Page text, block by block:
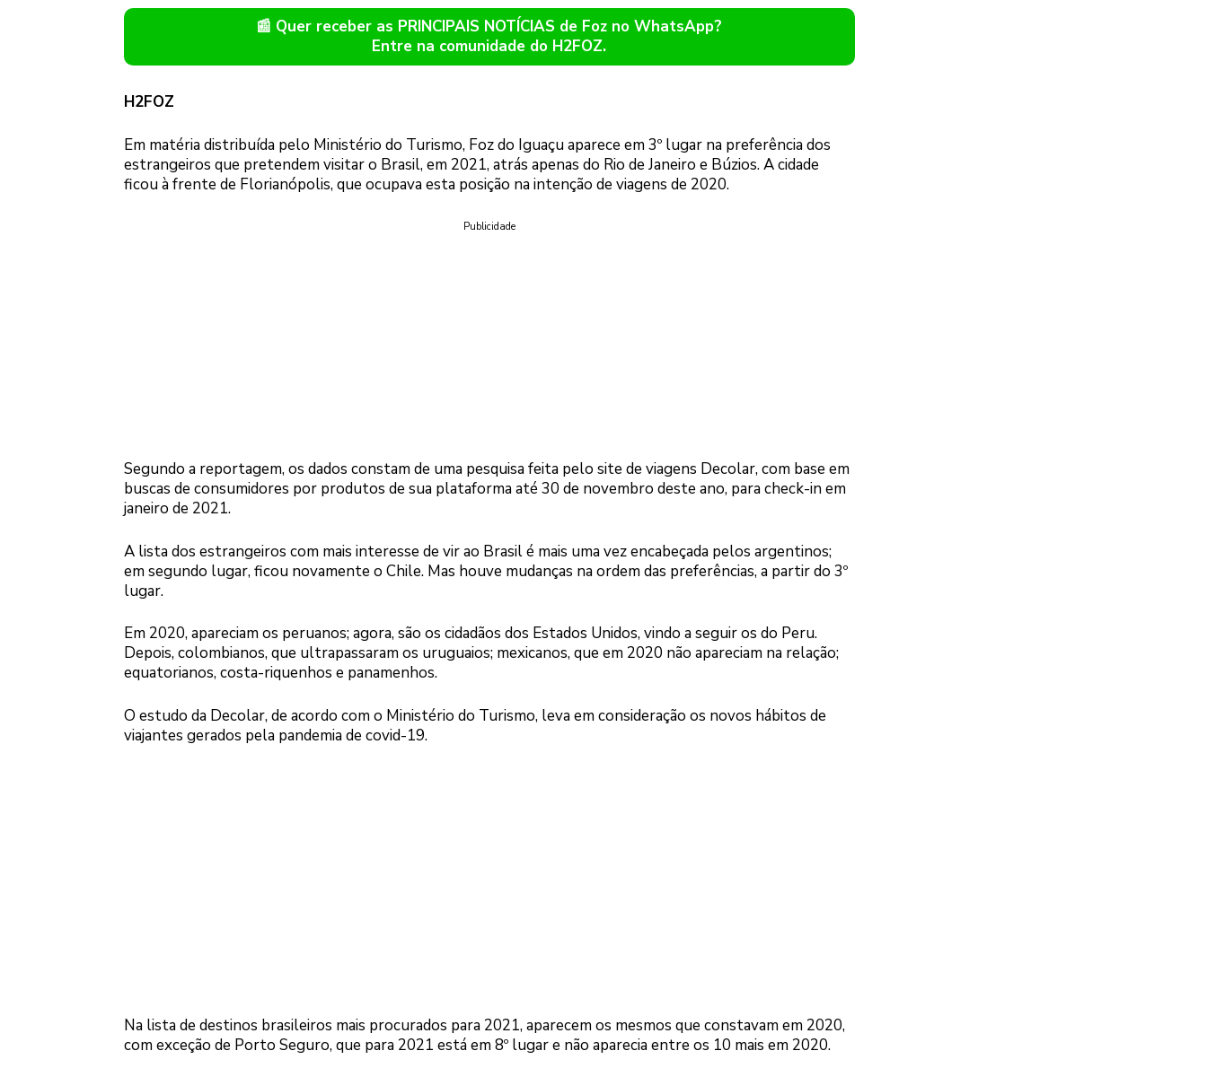
📰 Quer receber as PRINCIPAIS NOTÍCIAS de Foz no WhatsApp?
Entre na comunidade do H2FOZ.
H2FOZ
Em matéria distribuída pelo Ministério do Turismo, Foz do Iguaçu aparece em 3º lugar na preferência dos
estrangeiros que pretendem visitar o Brasil, em 2021, atrás apenas do Rio de Janeiro e Búzios. A cidade
ficou à frente de Florianópolis, que ocupava esta posição na intenção de viagens de 2020.
Publicidade
Segundo a reportagem, os dados constam de uma pesquisa feita pelo site de viagens Decolar, com base em
buscas de consumidores por produtos de sua plataforma até 30 de novembro deste ano, para check-in em
janeiro de 2021.
A lista dos estrangeiros com mais interesse de vir ao Brasil é mais uma vez encabeçada pelos argentinos;
em segundo lugar, ficou novamente o Chile. Mas houve mudanças na ordem das preferências, a partir do 3º
lugar.
Em 2020, apareciam os peruanos; agora, são os cidadãos dos Estados Unidos, vindo a seguir os do Peru.
Depois, colombianos, que ultrapassaram os uruguaios; mexicanos, que em 2020 não apareciam na relação;
equatorianos, costa-riquenhos e panamenhos.
O estudo da Decolar, de acordo com o Ministério do Turismo, leva em consideração os novos hábitos de
viajantes gerados pela pandemia de covid-19.
Na lista de destinos brasileiros mais procurados para 2021, aparecem os mesmos que constavam em 2020,
com exceção de Porto Seguro, que para 2021 está em 8º lugar e não aparecia entre os 10 mais em 2020.